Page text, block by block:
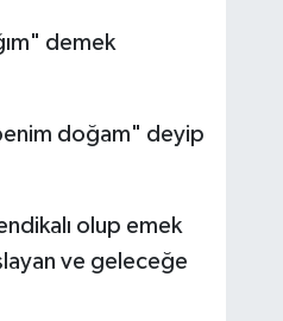
demek
doğam" deyip
olup emek
ve geleceğe